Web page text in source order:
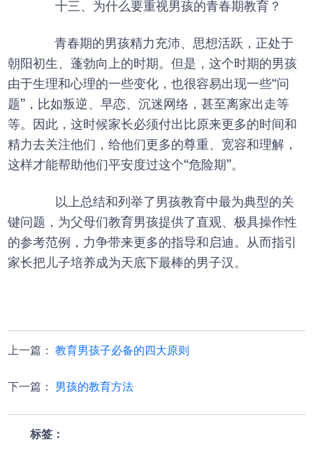
十三、为什么要重视男孩的青春期教育？
青春期的男孩精力充沛、思想活跃，正处于
朝阳初生、蓬勃向上的时期。但是，这个时期的男孩
由于生理和心理的一些变化，也很容易出现一些“问
题”，比如叛逆、早恋、沉迷网络，甚至离家出走等
等。因此，这时候家长必须付出比原来更多的时间和
精力去关注他们，给他们更多的尊重、宽容和理解，
这样才能帮助他们平安度过这个“危险期”。
以上总结和列举了男孩教育中最为典型的关
键问题，为父母们教育男孩提供了直观、极具操作性
的参考范例，力争带来更多的指导和启迪。从而指引
家长把儿子培养成为天底下最棒的男子汉。
上一篇 ：教育男孩子必备的四大原则
下一篇 ：男孩的教育方法
标签：